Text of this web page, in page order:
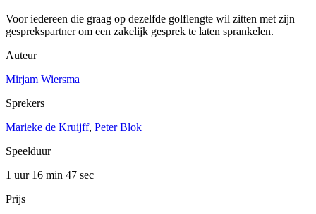
Voor iedereen die graag op dezelfde golflengte wil zitten met zijn
gesprekspartner om een zakelijk gesprek te laten sprankelen.
Auteur
Mirjam Wiersma
Sprekers
Marieke de Kruijff, Peter Blok
Speelduur
1 uur 16 min 47 sec
Prijs